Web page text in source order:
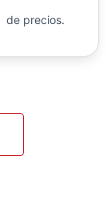
de precios.